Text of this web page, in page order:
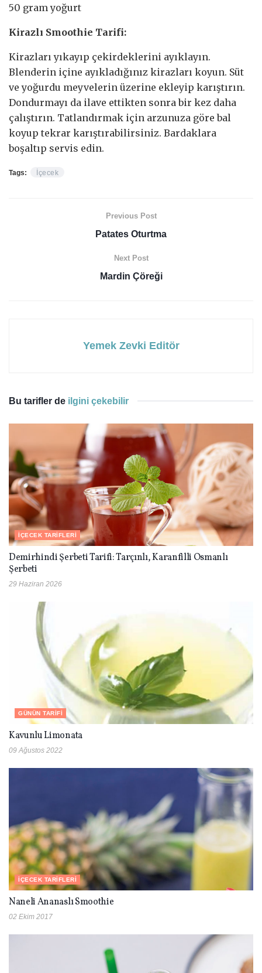
50 gram yoğurt
Kirazlı Smoothie Tarifi:
Kirazları yıkayıp çekirdeklerini ayıklayın.
Blenderin içine ayıkladığınız kirazları koyun. Süt
ve yoğurdu meyvelerin üzerine ekleyip karıştırın.
Dondurmayı da ilave ettikten sonra bir kez daha
çalıştırın. Tatlandırmak için arzunuza göre bal
koyup tekrar karıştırabilirsiniz. Bardaklara
boşaltıp servis edin.
Tags: İçecek
Previous Post
Patates Oturtma
Next Post
Mardin Çöreği
Yemek Zevki Editör
Bu tarifler de ilgini çekebilir
İÇECEK TARIFLERI
Demirhindi Şerbeti Tarifi: Tarçınlı, Karanfilli Osmanlı
Şerbeti
29 Haziran 2026
GÜNÜN TARIFI
Kavunlu Limonata
09 Ağustos 2022
İÇECEK TARIFLERI
Naneli Ananaslı Smoothie
02 Ekim 2017